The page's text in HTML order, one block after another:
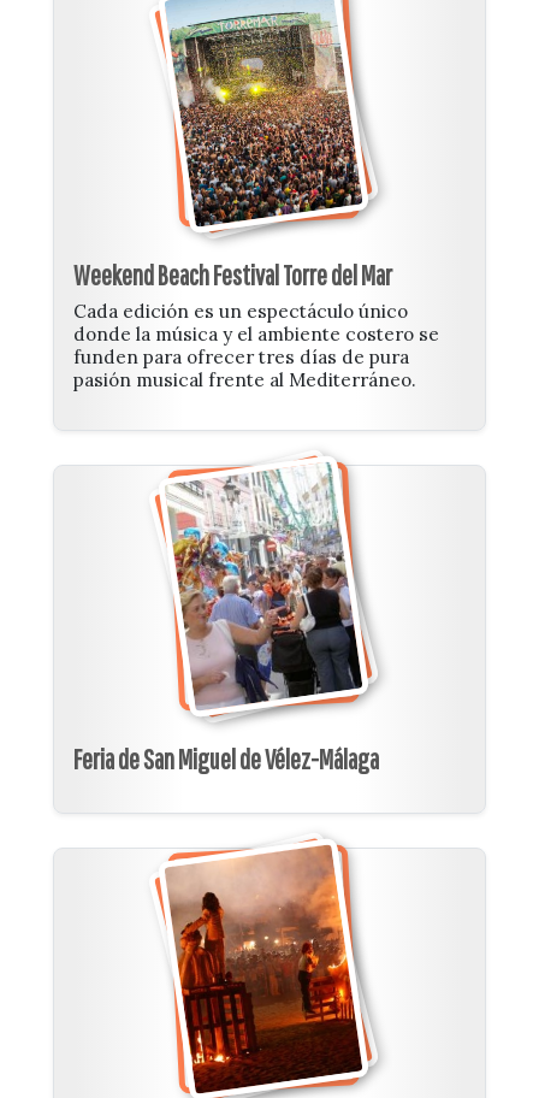
Weekend Beach Festival Torre del Mar
Cada edición es un espectáculo único
donde la música y el ambiente costero se
funden para ofrecer tres días de pura
pasión musical frente al Mediterráneo.
Feria de San Miguel de Vélez-Málaga